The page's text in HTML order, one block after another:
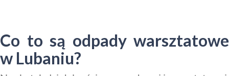
Co to są odpady warsztatowe
w Lubaniu?